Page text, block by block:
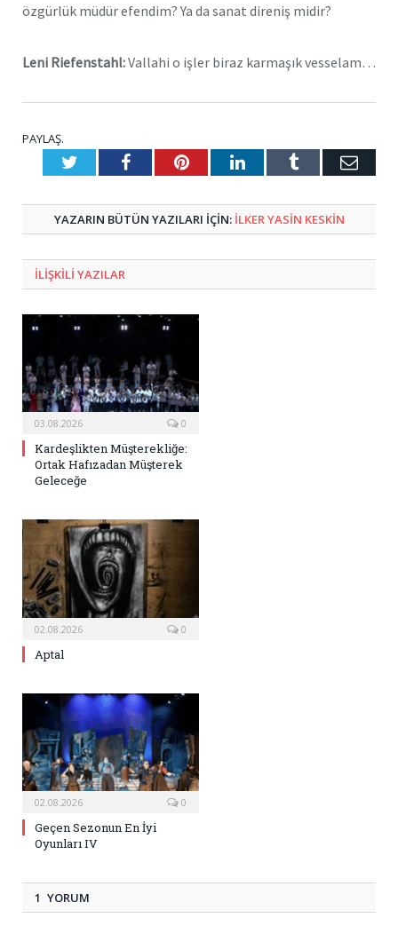
özgürlük müdür efendim? Ya da sanat direniş midir?
Leni Riefenstahl:Vallahi o işler biraz karmaşık vesselam…
PAYLAŞ.
TwitterFacebookPinterestLinkedInTumblr E-
YAZARIN BÜTÜN YAZILARI IÇIN: İLKER YASIN KESKIN
ILIŞKILI YAZILAR
03.08.2026 0
Kardeşlikten Müşterekliğe:
Ortak Hafızadan Müşterek
Geleceğe
02.08.2026 0
Aptal
02.08.2026 0
Geçen Sezonun En İyi
Oyunları IV
1 YORUM